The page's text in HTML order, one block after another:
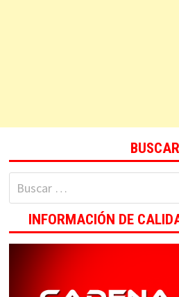
BUSCAR
Buscar:
INFORMACIÓN DE